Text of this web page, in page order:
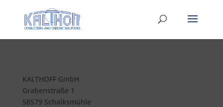
KALTHOFF GmbH
Grabenstraße 1
58579 Schalksmühle